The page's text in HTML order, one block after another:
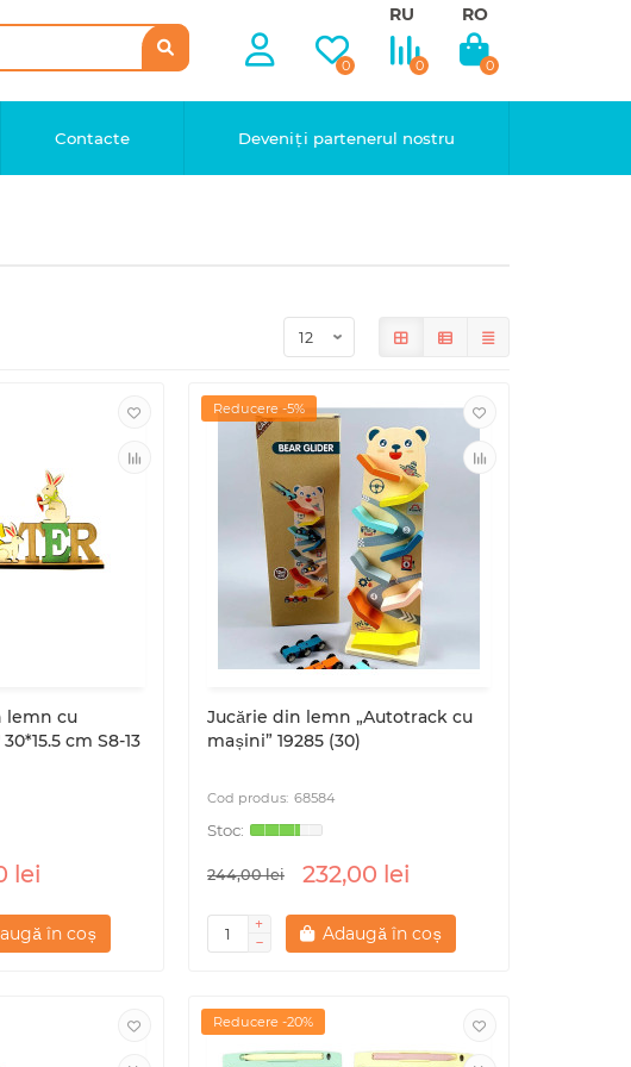
0
RU
0
RO
0
Contacte Deveniți partenerul nostru
lemn cu
cm S8-13
lei
în coș
Reducere -5%
Jucărie din lemn „Autotrack cu
mașini” 19285 (30)
68584
244,00 lei 232,00 lei
Adaugă în coș
Reducere -20%